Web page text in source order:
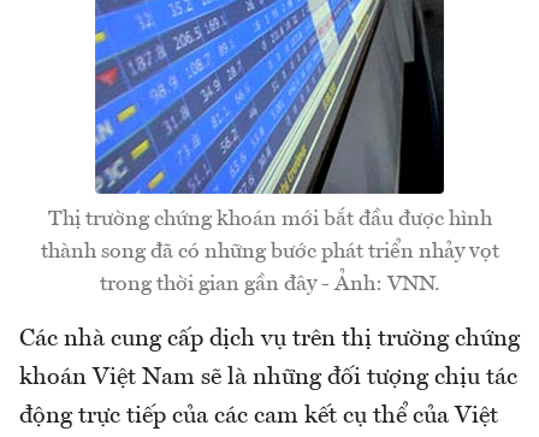
Thị trường chứng khoán mới bắt đầu được hình
thành song đã có những bước phát triển nhảy vọt
trong thời gian gần đây - Ảnh: VNN.
Các nhà cung cấp dịch vụ trên thị trường chứng
khoán Việt Nam sẽ là những đối tượng chịu tác
động trực tiếp của các cam kết cụ thể của Việt